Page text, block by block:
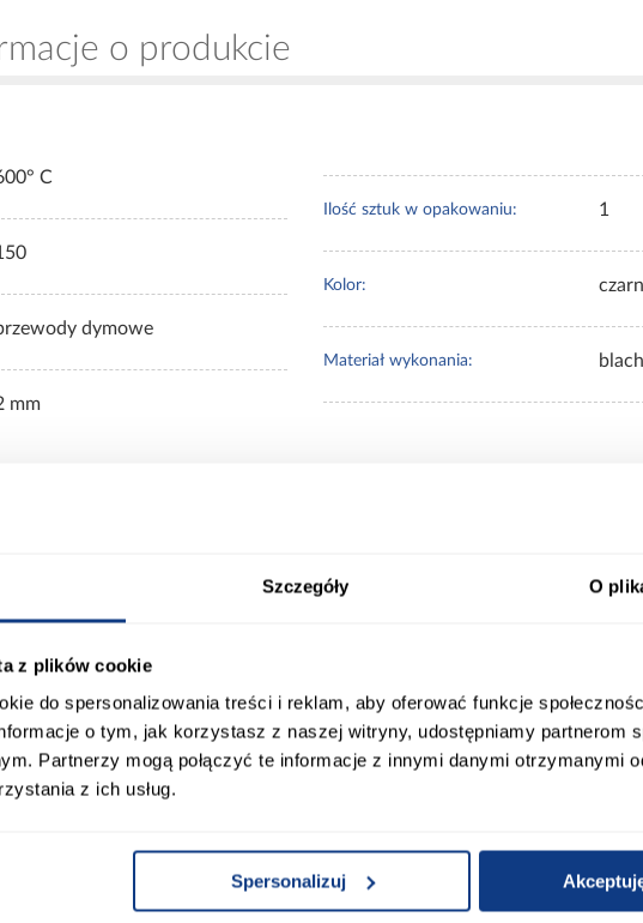
Szczegóły O
z plików cookie
do spersonalizowania treści i reklam, aby oferować funkcje
o tym, jak korzystasz z naszej witryny, udostępniamy partnerom
Partnerzy mogą połączyć te informacje z innymi danymi otrzymanymi
z ich usług.
Spersonalizuj
o produkcie
C
dymowe
mm
Ilość sztuk w opakowaniu: 1
Kolor:
Materiał wykonania: